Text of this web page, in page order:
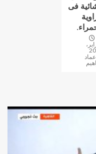
فى
عماد